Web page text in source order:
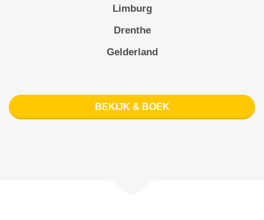
Limburg
Drenthe
Gelderland
BEKIJK & BOEK